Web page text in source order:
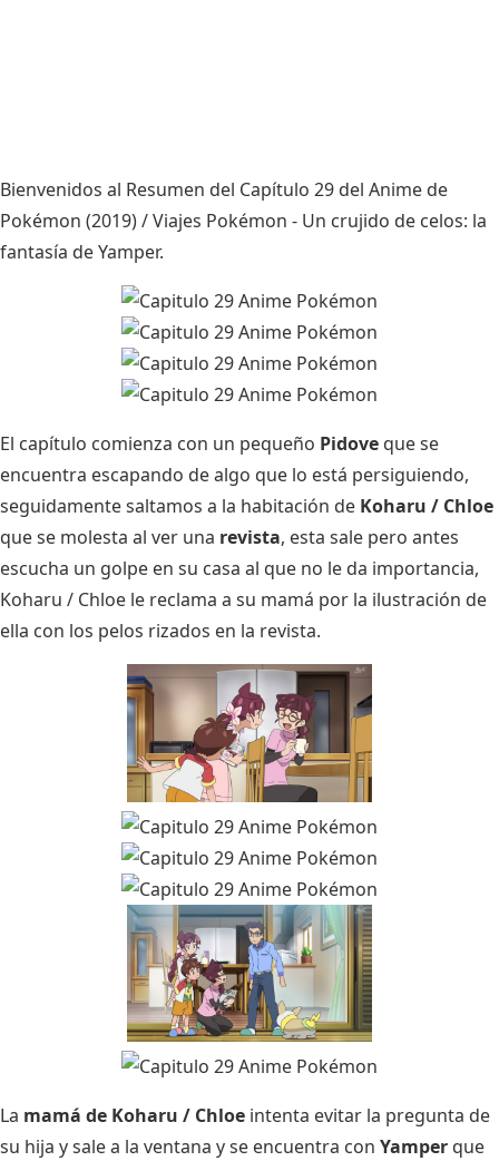
Bienvenidos al Resumen del Capítulo 29 del Anime de
Pokémon (2019) / Viajes Pokémon - Un crujido de celos: la
fantasía de Yamper.
El capítulo comienza con un pequeño Pidove que se
encuentra escapando de algo que lo está persiguiendo,
seguidamente saltamos a la habitación de Koharu / Chloe
que se molesta al ver una revista, esta sale pero antes
escucha un golpe en su casa al que no le da importancia,
Koharu / Chloe le reclama a su mamá por la ilustración de
ella con los pelos rizados en la revista.
La mamá de Koharu / Chloe intenta evitar la pregunta de
su hija y sale a la ventana y se encuentra con Yamper que